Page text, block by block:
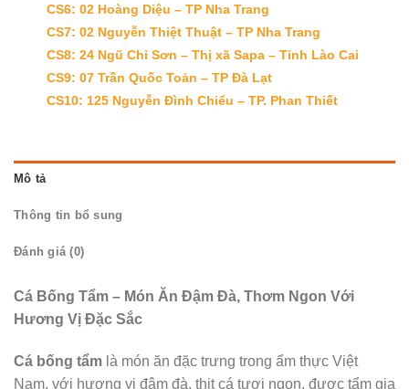
CS6: 02 Hoàng Diệu – TP Nha Trang
CS7: 02 Nguyễn Thiệt Thuật – TP Nha Trang
CS8: 24 Ngũ Chỉ Sơn – Thị xã Sapa – Tỉnh Lào Cai
CS9: 07 Trần Quốc Toản – TP Đà Lạt
CS10: 125 Nguyễn Đình Chiểu – TP. Phan Thiết
Mô tả
Thông tin bổ sung
Đánh giá (0)
Cá Bống Tẩm – Món Ăn Đậm Đà, Thơm Ngon Với
Hương Vị Đặc Sắc
Cá bống tẩm là món ăn đặc trưng trong ẩm thực Việt
Nam, với hương vị đậm đà, thịt cá tươi ngon, được tẩm gia